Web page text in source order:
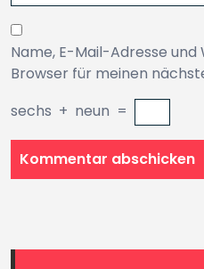
Name, E-Mail-Adresse und
Browser für meinen
sechs + neun =